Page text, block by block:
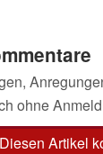
ohne
Diesen Artikel